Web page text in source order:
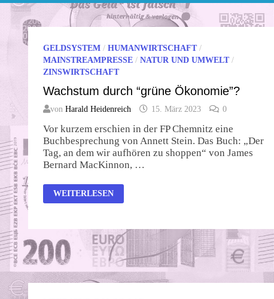
GELDSYSTEM / HUMANWIRTSCHAFT/
MAINSTREAMPRESSE / NATUR UND UMWELT/
ZINSWIRTSCHAFT
Wachstum durch “grüne Ökonomie”?
von Harald Heidenreich 15. März 2023 0
Vor kurzem erschien in der FP Chemnitz eine
Buchbesprechung von Annett Stein. Das Buch: „Der
Tag, an dem wir aufhören zu shoppen“ von James
Bernard MacKinnon, …
WACHSTUM
DURCH
WEITERLESEN